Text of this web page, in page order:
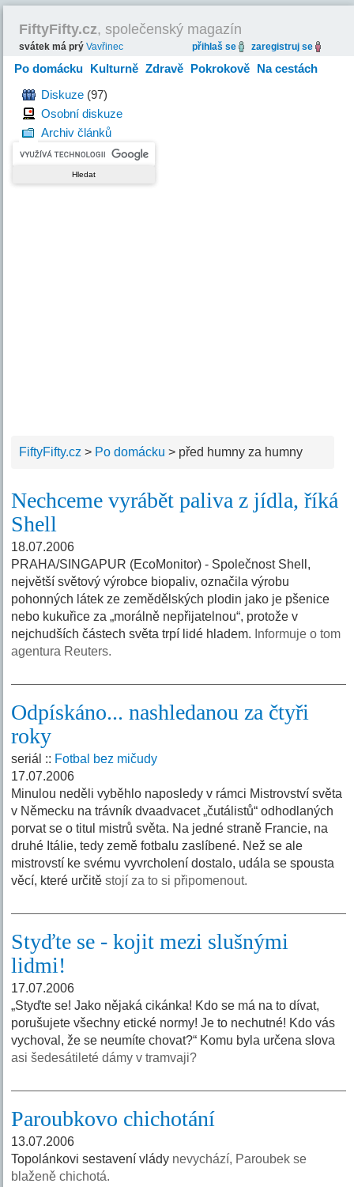
FiftyFifty.cz, společenský magazín
svátek má prýVavřinec přihlaš se zaregistruj se
Po domácku Kulturně Zdravě Pokrokově Na cestách
HravěDiskuze (97)
Osobní diskuze
Archiv článků
FiftyFifty.cz > Po domácku > před humny za humny
Nechceme vyrábět paliva z jídla, říká
Shell
18.07.2006
PRAHA/SINGAPUR (EcoMonitor) - Společnost Shell,
největší světový výrobce biopaliv, označila výrobu
pohonných látek ze zemědělských plodin jako je pšenice
nebo kukuřice za „morálně nepřijatelnou“, protože v
nejchudších částech světa trpí lidé hladem. Informuje o tom
agentura Reuters.
Odpískáno... nashledanou za čtyři
roky
seriál :: Fotbal bez mičudy
17.07.2006
Minulou neděli vyběhlo naposledy v rámci Mistrovství světa
v Německu na trávník dvaadvacet „čutálistů“ odhodlaných
porvat se o titul mistrů světa. Na jedné straně Francie, na
druhé Itálie, tedy země fotbalu zaslíbené. Než se ale
mistrovstí ke svému vyvrcholení dostalo, udála se spousta
věcí, které určitěstojí za to si připomenout.
Styďte se - kojit mezi slušnými
lidmi!
17.07.2006
„Styďte se! Jako nějaká cikánka! Kdo se má na to dívat,
porušujete všechny etické normy! Je to nechutné! Kdo vás
vychoval, že se neumíte chovat?“ Komu byla určena slova
asi šedesátileté dámy v tramvaji?
Paroubkovo chichotání
13.07.2006
Topolánkovi sestavení vlády nevychází, Paroubek se
blaženě chichotá.